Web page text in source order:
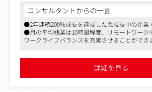
▼AI活用について
同社では、AIを事業成長と価値創出を支え
各部門でAIを積極的に業務へ取り入れ、
限りAIに任せることで、人がより創造的で
供に集中できる環境づくりを進めていま
コンサルタントからの一言
●2年連続200％成長を達成した急成長中の企業
●月の平均残業は10時間程度、リモートワーク
ワークライフバランスを充実させることができ
詳細を見る